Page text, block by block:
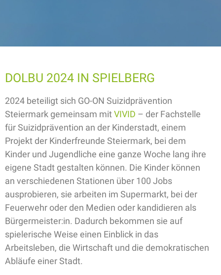
DOLBU 2024 IN SPIELBERG
2024 beteiligt sich GO-ON Suizidprävention
Steiermark gemeinsam mitVIVID – der Fachstelle
für Suizidprävention an der Kinderstadt, einem
Projekt der Kinderfreunde Steiermark, bei dem
Kinder und Jugendliche eine ganze Woche lang ihre
eigene Stadt gestalten können. Die Kinder können
an verschiedenen Stationen über 100 Jobs
ausprobieren, sie arbeiten im Supermarkt, bei der
Feuerwehr oder den Medien oder kandidieren als
Bürgermeister:in. Dadurch bekommen sie auf
spielerische Weise einen Einblick in das
Arbeitsleben, die Wirtschaft und die demokratischen
Abläufe einer Stadt.